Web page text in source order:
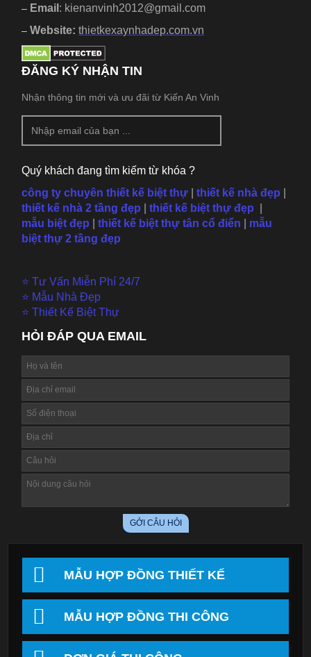
– Email : kienanvinh2012@gmail.com
– Website:thietkexaynhadep.com.vn
ĐĂNG KÝ NHẬN TIN
Nhận thông tin mới và ưu đãi từ Kiến An Vinh
Quý khách đang tìm kiếm từ khóa ?
công ty chuyên thiết kế biệt thự |thiết kế nhà đẹp
thiết kế nhà 2 tầng đẹp
thiết kế biệt thự đẹp
mẫu biệt đẹp thiết kế biệt thự tân cổ điển
mẫu
biệt thự 2 tầng đẹp
⭐ Tư Vấn Miễn Phí 24/7
⭐ Mẫu Nhà Đẹp
⭐ Thiết Kế Biệt Thự
HỎI ĐÁP QUA EMAIL
MẪU HỢP ĐỒNG THIẾT KẾ
MẪU HỢP ĐỒNG THI CÔNG